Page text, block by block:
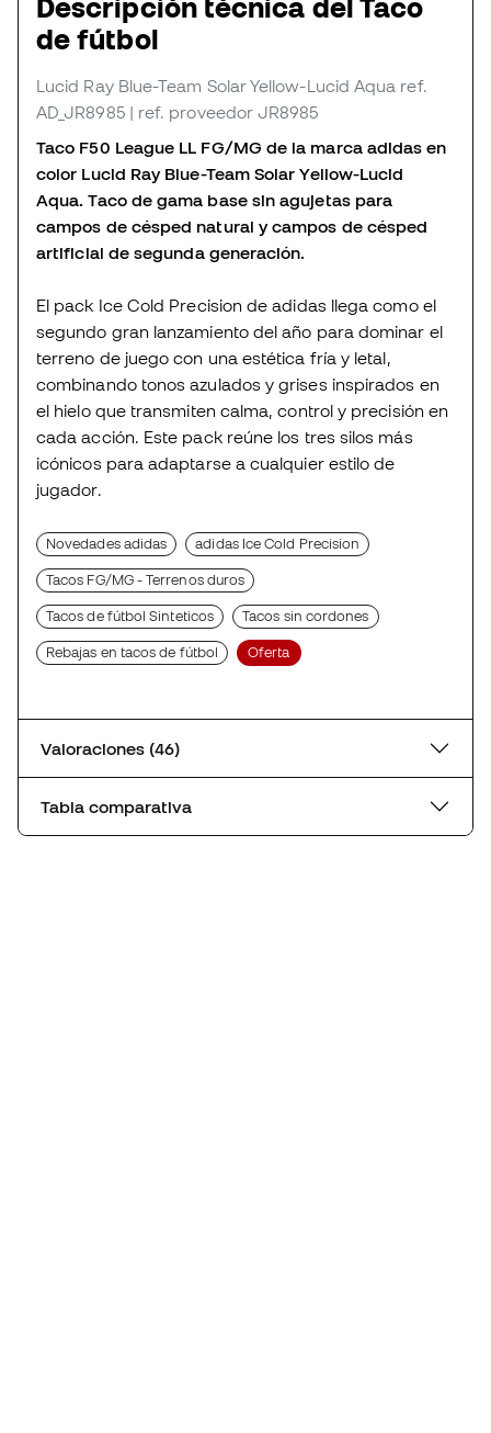
Descripción técnica del Taco
de fútbol
Lucid Ray Blue-Team Solar Yellow-Lucid Aqua ref.
AD_JR8985 | ref. proveedor JR8985
Taco F50 League LL FG/MG de la marca adidas en
color Lucid Ray Blue-Team Solar Yellow-Lucid
Aqua. Taco de gama base sin agujetas para
campos de césped natural y campos de césped
artificial de segunda generación.
El pack Ice Cold Precision de adidas llega como el
segundo gran lanzamiento del año para dominar el
terreno de juego con una estética fría y letal,
combinando tonos azulados y grises inspirados en
el hielo que transmiten calma, control y precisión en
cada acción. Este pack reúne los tres silos más
icónicos para adaptarse a cualquier estilo de
jugador.
Novedades adidas adidas Ice Cold Precision
Tacos FG/MG - Terrenos duros
Tacos de fútbol Sinteticos Tacos sin cordones
Rebajas en tacos de fútbol Oferta
Valoraciones (46)
Tabla comparativa